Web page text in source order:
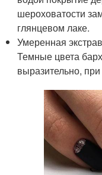
шероховатости
глянцевом лаке.
Умеренная
Темные цвета
выразительно,